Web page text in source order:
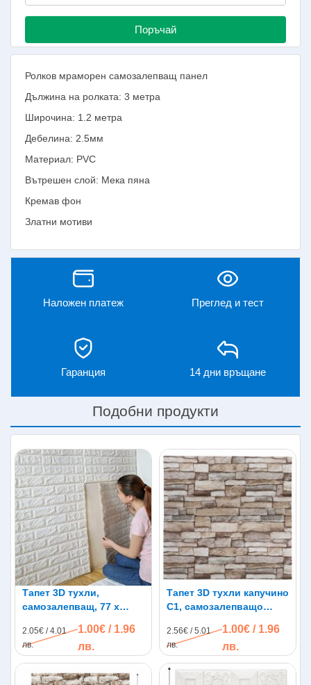
Поръчай
Ролков мраморен самозалепващ панел
Дължина на ролката: 3 метра
Широчина: 1.2 метра
Дебелина: 2.5мм
Материал: PVC
Вътрешен слой: Мека пяна
Кремав фон
Златни мотиви
Наложен платеж Преглед и тест
Гаранция 14 дни връщане
Подобни продукти
Тапет 3D тухли,
самозалепващ, 77 х
2.05€ / 4.01
лв.
1.00€ / 1.96
лв.
Тапет 3D тухли капучино
C1, самозалепващo
2.56€ / 5.01
лв.
1.00€ / 1.96
лв.